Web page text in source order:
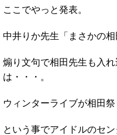
ここでやっと発表。
中井りか先生「まさかの相
煽り文句で相田先生も入
は・・・。
ウィンターライブが相田
という事でアイドルのセン